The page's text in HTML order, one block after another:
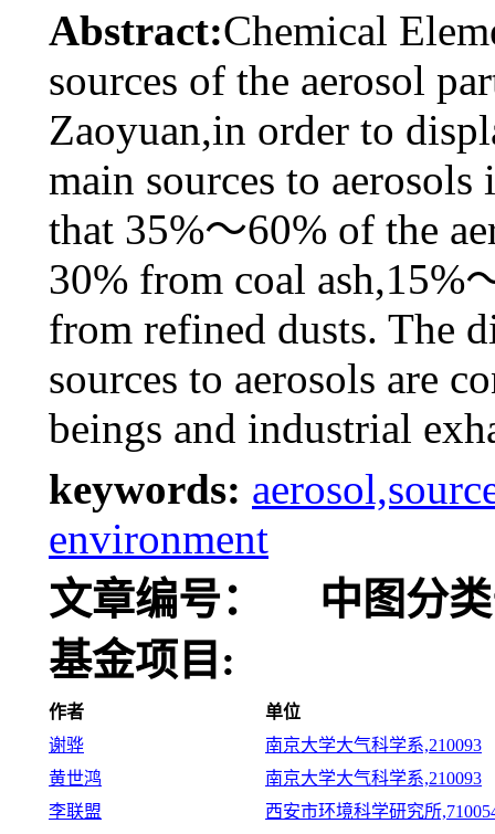
Abstract:Chemical
sources of the aerosol
Zaoyuan,in order to
main sources to
that 35%～60% of the
30% from coal ash,15%
from refined dusts. The
sources to aerosols are
beings and industrial
keywords:
environment
文章编号：
中图分
基金项目:
作者
单位
谢骅
南京大学大气科学系,210093
黄世鸿
南京大学大气科学系,210093
李联盟
西安市环境科学研究所